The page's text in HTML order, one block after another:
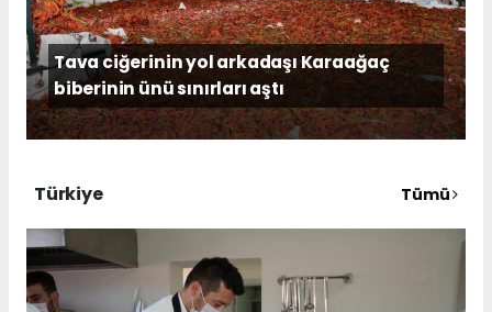
Tava ciğerinin yol arkadaşı Karaağaç
biberinin ünü sınırları aştı
Türkiye Tümü